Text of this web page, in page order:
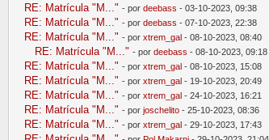
RE: Matrícula "M..." - por deebass - 03-10-2023, 09:38
RE: Matrícula "M..." - por deebass - 07-10-2023, 22:38
RE: Matrícula "M..." - por xtrem_gal - 08-10-2023, 08:40
RE: Matrícula "M..." - por deebass - 08-10-2023, 09:18
RE: Matrícula "M..." - por xtrem_gal - 08-10-2023, 15:08
RE: Matrícula "M..." - por xtrem_gal - 19-10-2023, 20:49
RE: Matrícula "M..." - por xtrem_gal - 24-10-2023, 16:21
RE: Matrícula "M..." - por joschelito - 25-10-2023, 08:36
RE: Matrícula "M..." - por xtrem_gal - 29-10-2023, 17:43